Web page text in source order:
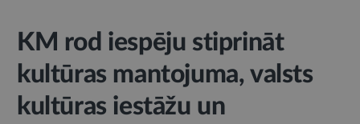
KM rod iespēju stiprināt
kultūras mantojuma, valsts
kultūras iestāžu un